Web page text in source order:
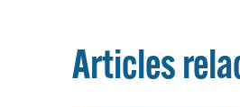
Articles